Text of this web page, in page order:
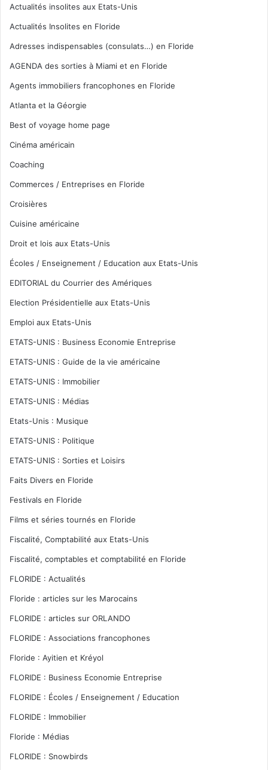
Actualités insolites aux Etats-Unis
Actualités Insolites en Floride
Adresses indispensables (consulats…) en Floride
AGENDA des sorties à Miami et en Floride
Agents immobiliers francophones en Floride
Atlanta et la Géorgie
Best of voyage home page
Cinéma américain
Coaching
Commerces / Entreprises en Floride
Croisières
Cuisine américaine
Droit et lois aux Etats-Unis
Écoles / Enseignement / Education aux Etats-Unis
EDITORIAL du Courrier des Amériques
Election Présidentielle aux Etats-Unis
Emploi aux Etats-Unis
ETATS-UNIS : Business Economie Entreprise
ETATS-UNIS : Guide de la vie américaine
ETATS-UNIS : Immobilier
ETATS-UNIS : Médias
Etats-Unis : Musique
ETATS-UNIS : Politique
ETATS-UNIS : Sorties et Loisirs
Faits Divers en Floride
Festivals en Floride
Films et séries tournés en Floride
Fiscalité, Comptabilité aux Etats-Unis
Fiscalité, comptables et comptabilité en Floride
FLORIDE : Actualités
Floride : articles sur les Marocains
FLORIDE : articles sur ORLANDO
FLORIDE : Associations francophones
Floride : Ayitien et Kréyol
FLORIDE : Business Economie Entreprise
FLORIDE : Écoles / Enseignement / Education
FLORIDE : Immobilier
Floride : Médias
FLORIDE : Snowbirds